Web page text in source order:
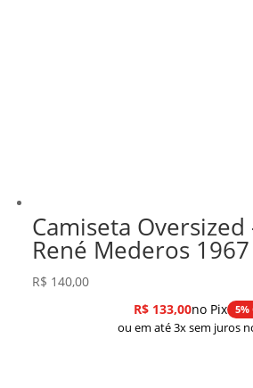
Camiseta Oversized
René Mederos 1967
R$ 140,00
R$133,00no Pix 5%
ou em até 3x sem juros